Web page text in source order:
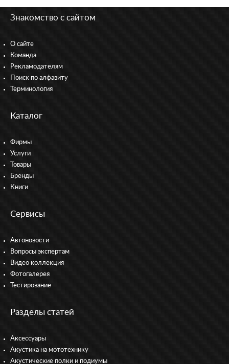
Знакомство с сайтом
О сайте
Команда
Рекламодателям
Поиск по алфавиту
Терминология
Каталог
Фирмы
Услуги
Товары
Бренды
Книги
Сервисы
Автоновости
Вопросы экспертам
Видео коллекция
Фотогалерея
Тестирование
Разделы статей
Аксессуары
Акустика на мототехнику
Акустические полки и подиумы